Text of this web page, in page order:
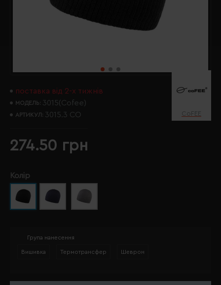
поставка від 2-х тижнів
МОДЕЛЬ: 3015(Cofee)
АРТИКУЛ: 3015.3 CO CoFEE
274.50 грн
Колір
Група нанесення
Вишивка Термотрансфер Шеврон